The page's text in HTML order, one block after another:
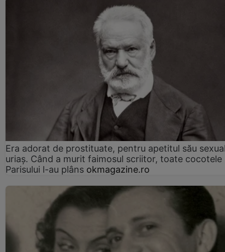
Era adorat de prostituate, pentru apetitul său
uriaș. Când a murit faimosul scriitor, toate cocotele
Parisului l-au plâns okmagazine.ro